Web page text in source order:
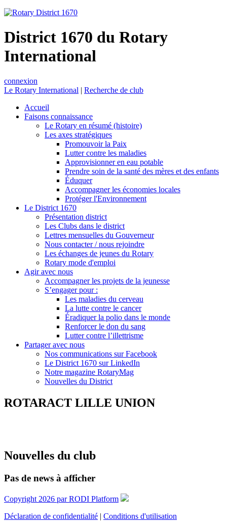
District 1670 du Rotary
International
connexion
Le Rotary International | Recherche de club
Accueil
Faisons connaissance
Le Rotary en résumé (histoire)
Les axes stratégiques
Promouvoir la Paix
Lutter contre les maladies
Approvisionner en eau potable
Prendre soin de la santé des mères et des enfants
Éduquer
Accompagner les économies locales
Protéger l'Environnement
Le District 1670
Présentation district
Les Clubs dans le district
Lettres mensuelles du Gouverneur
Nous contacter / nous rejoindre
Les échanges de jeunes du Rotary
Rotary mode d'emploi
Agir avec nous
Accompagner les projets de la jeunesse
S’engager pour :
Les maladies du cerveau
La lutte contre le cancer
Éradiquer la polio dans le monde
Renforcer le don du sang
Lutter contre l’illettrisme
Partager avec nous
Nos communications sur Facebook
Le District 1670 sur LinkedIn
Notre magazine RotaryMag
Nouvelles du District
ROTARACT LILLE UNION
Nouvelles du club
Pas de news à afficher
Copyright 2026 par RODI Platform
Déclaration de confidentialité | Conditions d'utilisation